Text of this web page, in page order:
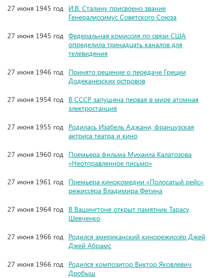
27 июня 1945 год И.В. Сталину присвоено звание
Генералиссимус Советского Союза
27 июня 1945 год Федеральная комиссия по связи США
определила тринадцать каналов для
телевидения
27 июня 1946 год Принято решение о передаче Греции
Додеканезских островов
27 июня 1954 год В СССР запущена первая в мире атомная
электростанция
27 июня 1955 год Родилась Изабель Аджани, французская
актриса театра и кино
27 июня 1960 год Премьера фильма Михаила Калатозова
«Неотправленное письмо»
27 июня 1961 год Премьера кинокомедии «Полосатый рейс»
режиссёра Владимира Фетина
27 июня 1964 год В Вашингтоне открыт памятник Тарасу
Шевченко
27 июня 1966 год Родился американский кинорежиссёр Джей
Джей Абрамс
27 июня 1966 год Родился композитор Виктор Яковлевич
Дробыш